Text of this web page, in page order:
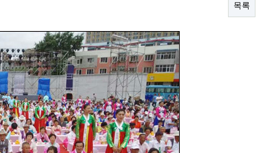
목록